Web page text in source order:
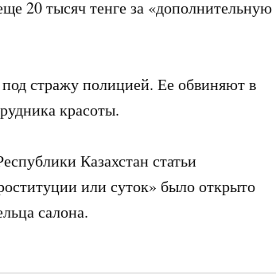
20 тысяч тенге за «дополнительную
стражу полицией. Ее обвиняют в
красоты.
Казахстан статьи
или суток» было открыто
салона.